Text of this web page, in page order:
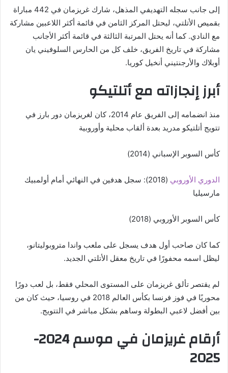
إلى جانب سجله التهديفي المذهل، شارك غريزمان في 442 مباراة
بقميص الأتلتي، ليحتل المركز الثامن في قائمة أكثر اللاعبين مشاركة
مع النادي. كما أنه يحتل المرتبة الثالثة في قائمة أكثر الأجانب
مشاركة في تاريخ الفريق، خلف كل من الحارس السلوفيني يان
أوبلاك والأرجنتيني أنخيل كوريا.
أبرز إنجازاته مع أتلتيكو
منذ انضمامه إلى الفريق عام 2014، كان لغريزمان دور بارز في
تتويج أتلتيكو مدريد بعدة ألقاب محلية وأوروبية
كأس السوبر الإسباني (2014)
الدوري الأوروبي
(2018): سجل هدفين في النهائي أمام أولمبيك
مارسيليا
كأس السوبر الأوروبي (2018)
كما كان صاحب أول هدف يسجل على ملعب واندا متروبوليتانو،
ليظل اسمه محفورًا في تاريخ معقل الأتلتي الجديد.
لم يقتصر تألق غريزمان على المستوى المحلي فقط، بل لعب دورًا
محوريًا في فوز فرنسا بكأس العالم 2018 في روسيا، حيث كان من
بين أفضل لاعبي البطولة وساهم بشكل مباشر في التتويج.
أرقام غريزمان في موسم 2024-
2025